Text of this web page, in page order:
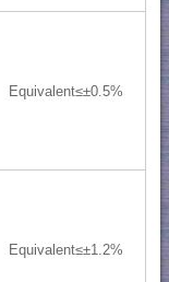
Equivalent≤±0.5%
Equivalent≤±1.2%